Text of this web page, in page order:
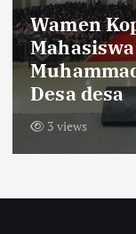
Sambut
Krajan
Merah
9 views